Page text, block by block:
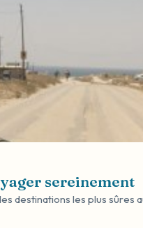
sereinement
destinations les plus sûres